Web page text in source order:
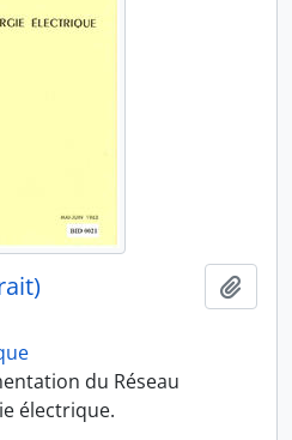
du Réseau
électrique.